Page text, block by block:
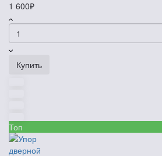
1 600₽
Купить
Топ